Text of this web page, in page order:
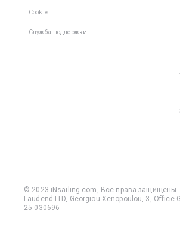
Cookie
Служба поддержки
© 2023 iNsailing.com, Все права защищены.
Laudend LTD, Georgiou Xenopoulou, 3,
25 030696